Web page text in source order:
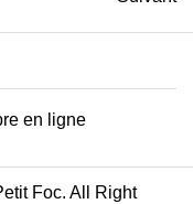
en ligne
Foc. All Right